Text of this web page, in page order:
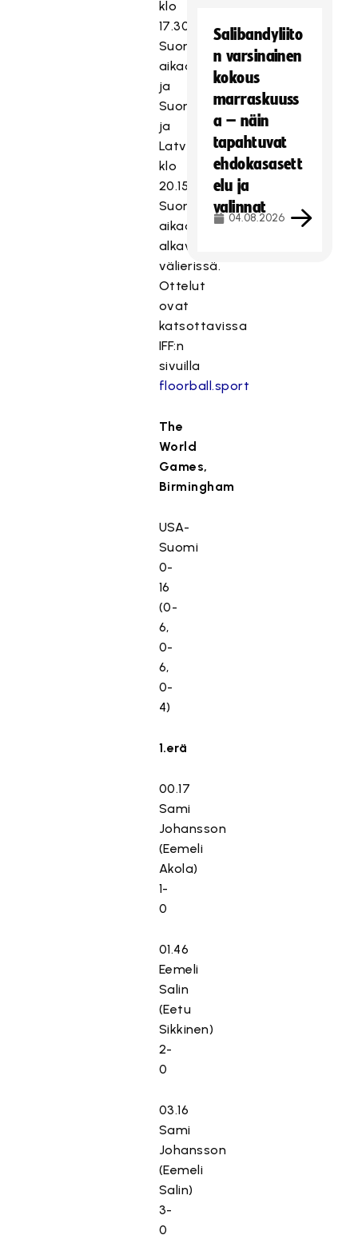
klo
17.30
Suomen
aikaa
ja
Suomi
ja
Latvia
klo
20.15
Suomen
aikaa
alkavissa
välierissä.
Ottelut
ovat
katsottavissa
IFF:n
sivuilla
floorball.sport
The
World
Games,
Birmingham
USA-
Suomi
0-
16
(0-
6,
0-
6,
0-
4)
1.erä
00.17
Sami
Johansson
(Eemeli
Akola)
1-
0
01.46
Eemeli
Salin
(Eetu
Sikkinen)
2-
0
03.16
Sami
Johansson
(Eemeli
Salin)
3-
0
Salibandyliito
n varsinainen
kokous
marraskuuss
a – näin
tapahtuvat
ehdokasasett
elu ja
valinnat
04.08.2026